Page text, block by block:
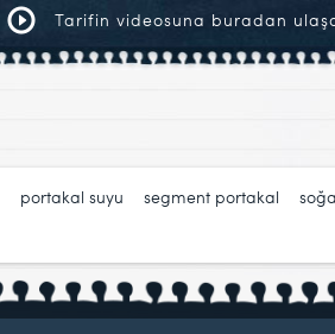
Tarifin videosuna buradan
portakal suyu segment portakal